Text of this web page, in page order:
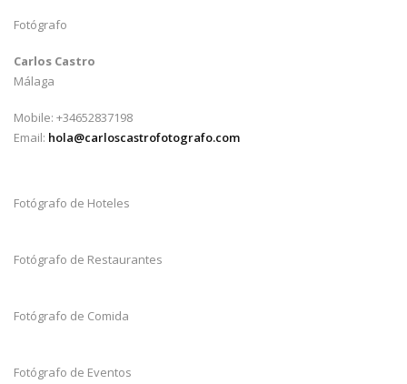
Fotógrafo
Carlos Castro
Málaga
Mobile: +34652837198
Email: hola@carloscastrofotografo.com
Fotógrafo de Hoteles
Fotógrafo de Restaurantes
Fotógrafo de Comida
Fotógrafo de Eventos